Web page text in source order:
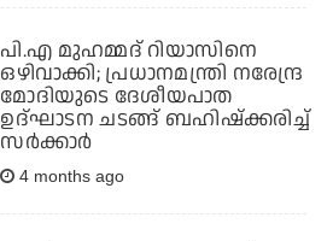
പി.എ മുഹമ്മദ് റിയാസിനെ
ഒഴിവാക്കി; പ്രധാനമന്ത്രി നരേന്ദ്ര
മോദിയുടെ ദേശീയപാത
ഉദ്ഘാടന ചടങ്ങ് ബഹിഷ്‌ക്കരിച്ച്
സര്‍ക്കാര്‍
4 months ago